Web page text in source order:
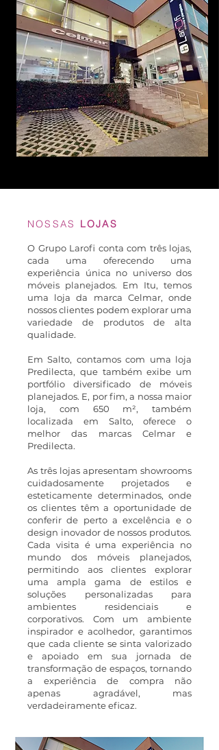
NOSSAS LOJAS
O Grupo Larofi conta com três lojas,
cada uma oferecendo uma
experiência única no universo dos
móveis planejados. Em Itu, temos
uma loja da marca Celmar, onde
nossos clientes podem explorar uma
variedade de produtos de alta
qualidade.
Em Salto, contamos com uma loja
Predilecta, que também exibe um
portfólio diversificado de móveis
planejados. E, por fim, a nossa maior
loja, com 650 m², também
localizada em Salto, oferece o
melhor das marcas Celmar e
Predilecta.
As três lojas apresentam showrooms
cuidadosamente projetados e
esteticamente determinados, onde
os clientes têm a oportunidade de
conferir de perto a excelência e o
design inovador de nossos produtos.
Cada visita é uma experiência no
mundo dos móveis planejados,
permitindo aos clientes explorar
uma ampla gama de estilos e
soluções personalizadas para
ambientes residenciais e
corporativos. Com um ambiente
inspirador e acolhedor, garantimos
que cada cliente se sinta valorizado
e apoiado em sua jornada de
transformação de espaços, tornando
a experiência de compra não
apenas agradável, mas
verdadeiramente eficaz.